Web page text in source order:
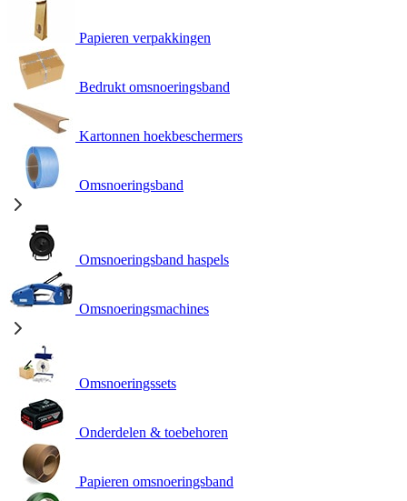
Papieren verpakkingen
Bedrukt omsnoeringsband
Kartonnen hoekbeschermers
Omsnoeringsband
Omsnoeringsband haspels
Omsnoeringsmachines
Omsnoeringssets
Onderdelen & toebehoren
Papieren omsnoeringsband